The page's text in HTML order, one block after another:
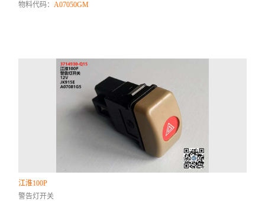
物料代码：A07050GM
江淮100P
警告灯开关